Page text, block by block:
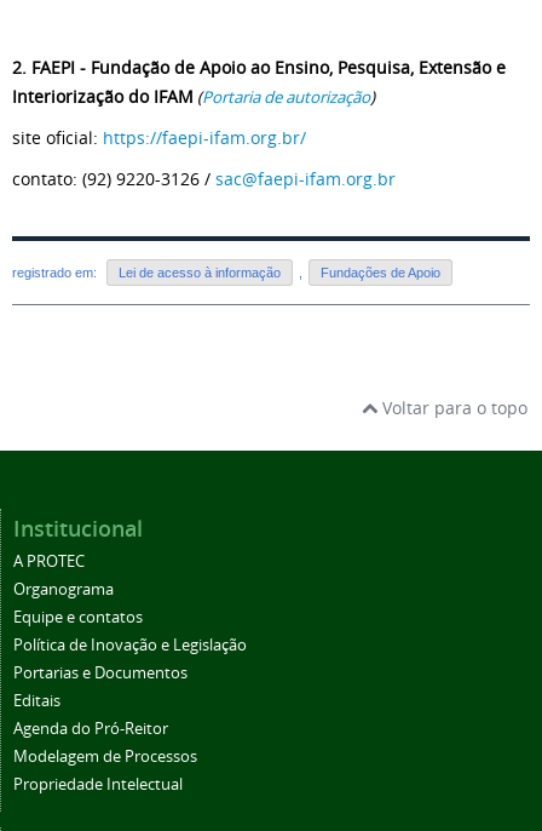
2. FAEPI - Fundação de Apoio ao Ensino, Pesquisa, Extensão e
Interiorização do IFAM (Portaria de autorização)
site oficial: https://faepi-ifam.org.br/
contato: (92) 9220-3126 / sac@faepi-ifam.org.br
registrado em: Lei de acesso à informação Fundações de Apoio
Voltar para o topo
Institucional
A PROTEC
Organograma
Equipe e contatos
Política de Inovação e Legislação
Portarias e Documentos
Editais
Agenda do Pró-Reitor
Modelagem de Processos
Propriedade Intelectual